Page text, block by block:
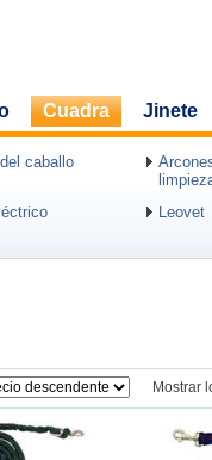
Cuadra Jinete
caballo
Leovet
Mostrar